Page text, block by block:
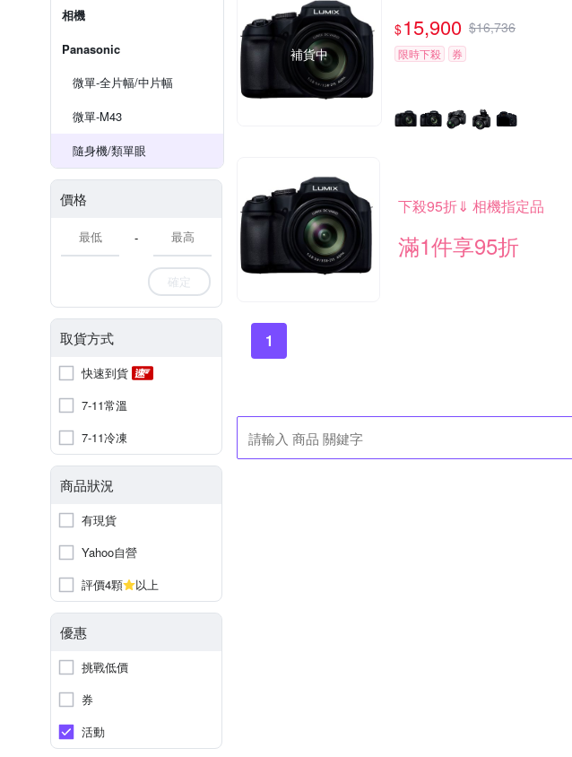
相機
Panasonic
微單-全片幅/中片幅
微單-M43
隨身機/類單眼
價格
-
確定
取貨方式
快速到貨
7-11常溫
7-11冷凍
商品狀況
有現貨
Yahoo自營
評價4顆
以上
優惠
挑戰低價
券
活動
補貨中
$15,900 $16,736
限時下殺 券
下殺95折⇓ 相機指定品
滿1件享95折
1